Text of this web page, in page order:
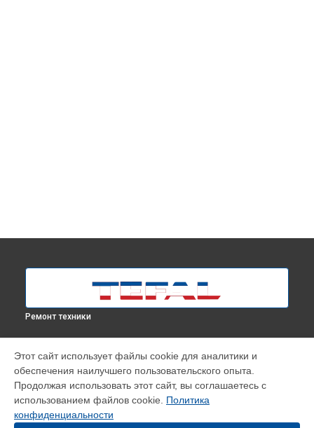
Ремонт техники
Парогенератор
Робот-пылесос
Отпариватель
Утюг
Этот сайт использует файлы cookie для аналитики и
обеспечения наилучшего пользовательского опыта.
Продолжая использовать этот сайт, вы соглашаетесь с
использованием файлов cookie. Политика
конфиденциальности